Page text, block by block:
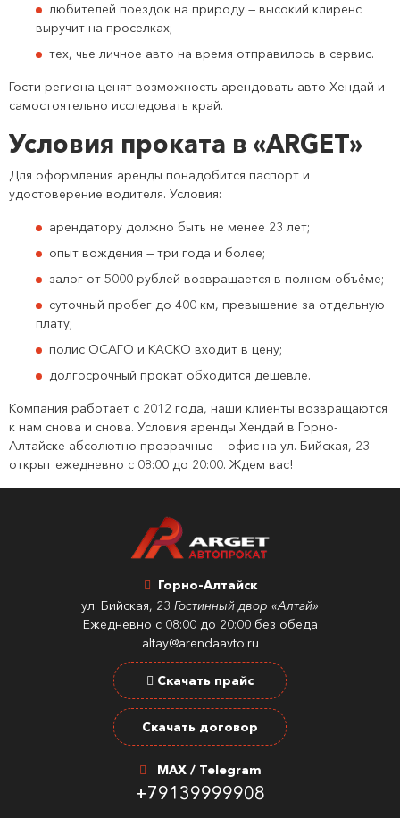
любителей поездок на природу — высокий клиренс
выручит на проселках;
тех, чье личное авто на время отправилось в сервис.
Гости региона ценят возможность арендовать авто Хендай и
самостоятельно исследовать край.
Условия проката в «ARGET»
Для оформления аренды понадобится паспорт и
удостоверение водителя. Условия:
арендатору должно быть не менее 23 лет;
опыт вождения — три года и более;
залог от 5000 рублей возвращается в полном объёме;
суточный пробег до 400 км, превышение за отдельную
плату;
полис ОСАГО и КАСКО входит в цену;
долгосрочный прокат обходится дешевле.
Компания работает с 2012 года, наши клиенты возвращаются
к нам снова и снова. Условия аренды Хендай в Горно-
Алтайске абсолютно прозрачные — офис на ул. Бийская, 23
открыт ежедневно с 08:00 до 20:00. Ждем вас!
Горно-Алтайск
ул. Бийская, 23 Гостинный двор «Алтай»
Ежедневно с 08:00 до 20:00 без обеда
altay@arendaavto.ru
Скачать прайс
Скачать договор
MAX / Telegram
+79139999908